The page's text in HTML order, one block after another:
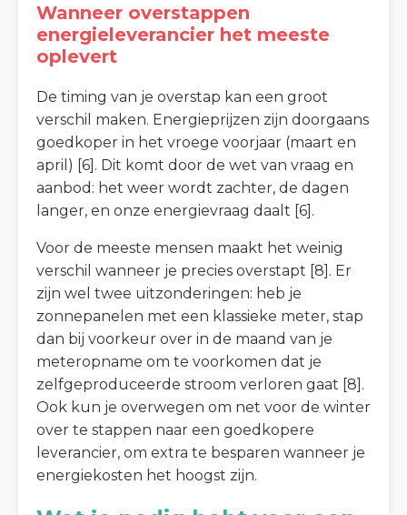
Wanneer overstappen
energieleverancier het meeste
oplevert
De timing van je overstap kan een groot
verschil maken. Energieprijzen zijn doorgaans
goedkoper in het vroege voorjaar (maart en
april) [6]. Dit komt door de wet van vraag en
aanbod: het weer wordt zachter, de dagen
langer, en onze energievraag daalt [6].
Voor de meeste mensen maakt het weinig
verschil wanneer je precies overstapt [8]. Er
zijn wel twee uitzonderingen: heb je
zonnepanelen met een klassieke meter, stap
dan bij voorkeur over in de maand van je
meteropname om te voorkomen dat je
zelfgeproduceerde stroom verloren gaat [8].
Ook kun je overwegen om net voor de winter
over te stappen naar een goedkopere
leverancier, om extra te besparen wanneer je
energiekosten het hoogst zijn.